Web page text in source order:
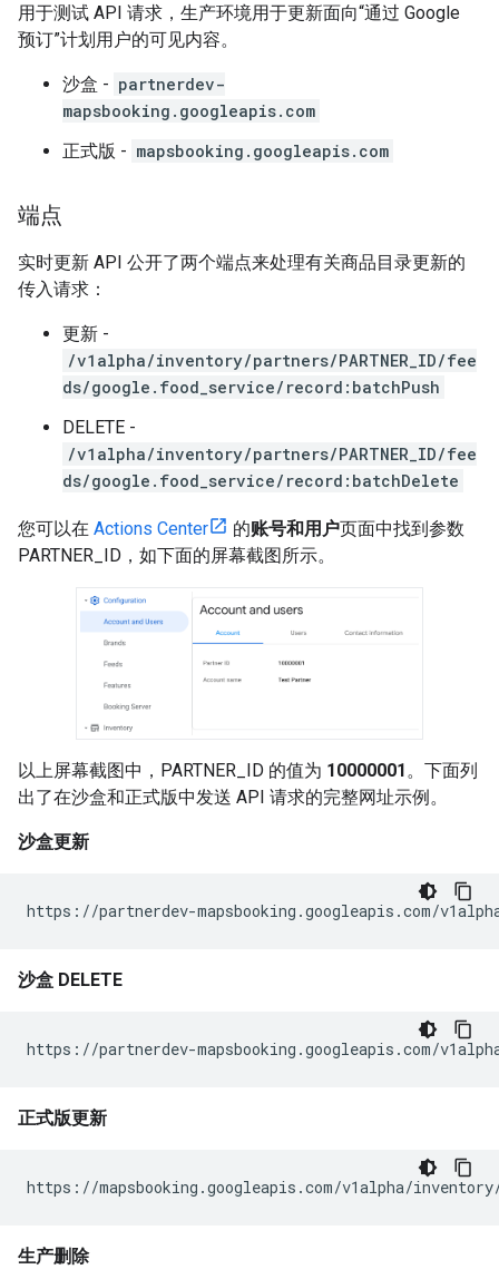
用于测试 API 请求，生产环境用于更新面向“通过 Google
预订”计划用户的可见内容。
沙盒 - partnerdev-
mapsbooking.googleapis.com
正式版 - mapsbooking.googleapis.com
端点
实时更新 API 公开了两个端点来处理有关商品目录更新的
传入请求：
更新 -
/v1alpha/inventory/partners/PARTNER_ID/fee
ds/google.food_service/record:batchPush
DELETE -
/v1alpha/inventory/partners/PARTNER_ID/fee
ds/google.food_service/record:batchDelete
您可以在 Actions Center 的账号和用户页面中找到参数
PARTNER_ID，如下面的屏幕截图所示。
以上屏幕截图中，PARTNER_ID 的值为 10000001。下面列
出了在沙盒和正式版中发送 API 请求的完整网址示例。
沙盒更新
https://partnerdev-mapsbooking.googleapis.com/
沙盒 DELETE
https://partnerdev-mapsbooking.googleapis.com/
正式版更新
https://mapsbooking.googleapis.com/v1alpha/
生产删除